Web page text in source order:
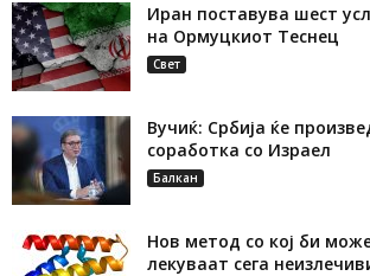
Иран поставува шест
на Ормуцкиот Теснец
Свет
Вучиќ: Србија ќе
соработка со Израел
Балкан
Нов метод со кој би
лекуваат сега